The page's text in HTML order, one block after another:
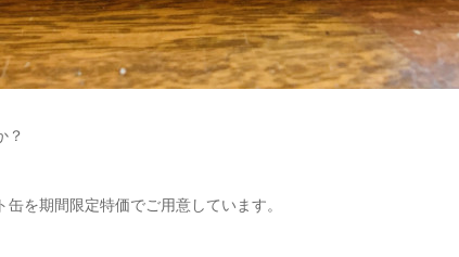
？
を期間限定特価でご用意しています。